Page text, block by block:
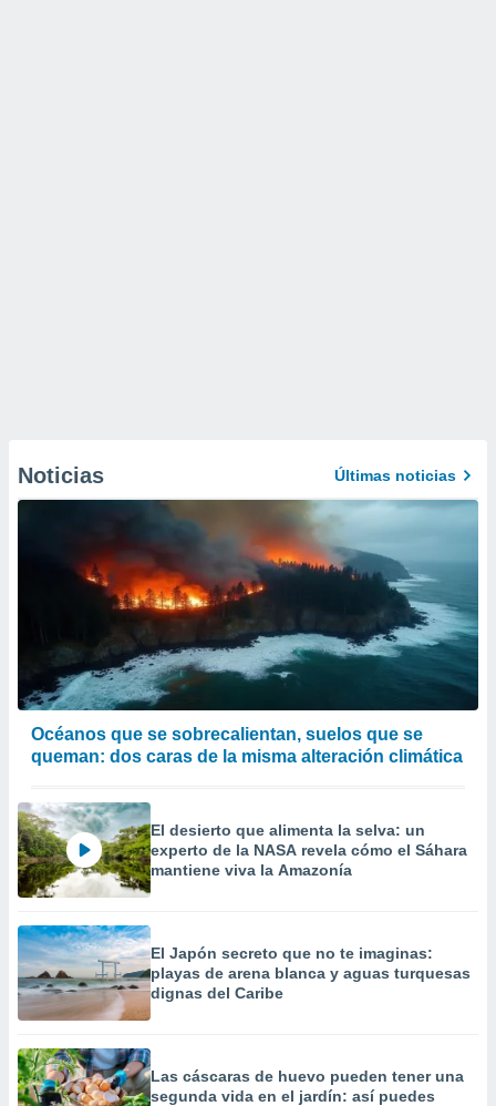
Noticias Últimas noticias
Océanos que se sobrecalientan, suelos que se
queman: dos caras de la misma alteración climática
El desierto que alimenta la selva: un
experto de la NASA revela cómo el Sáhara
mantiene viva la Amazonía
El Japón secreto que no te imaginas:
playas de arena blanca y aguas turquesas
dignas del Caribe
Las cáscaras de huevo pueden tener una
segunda vida en el jardín: así puedes